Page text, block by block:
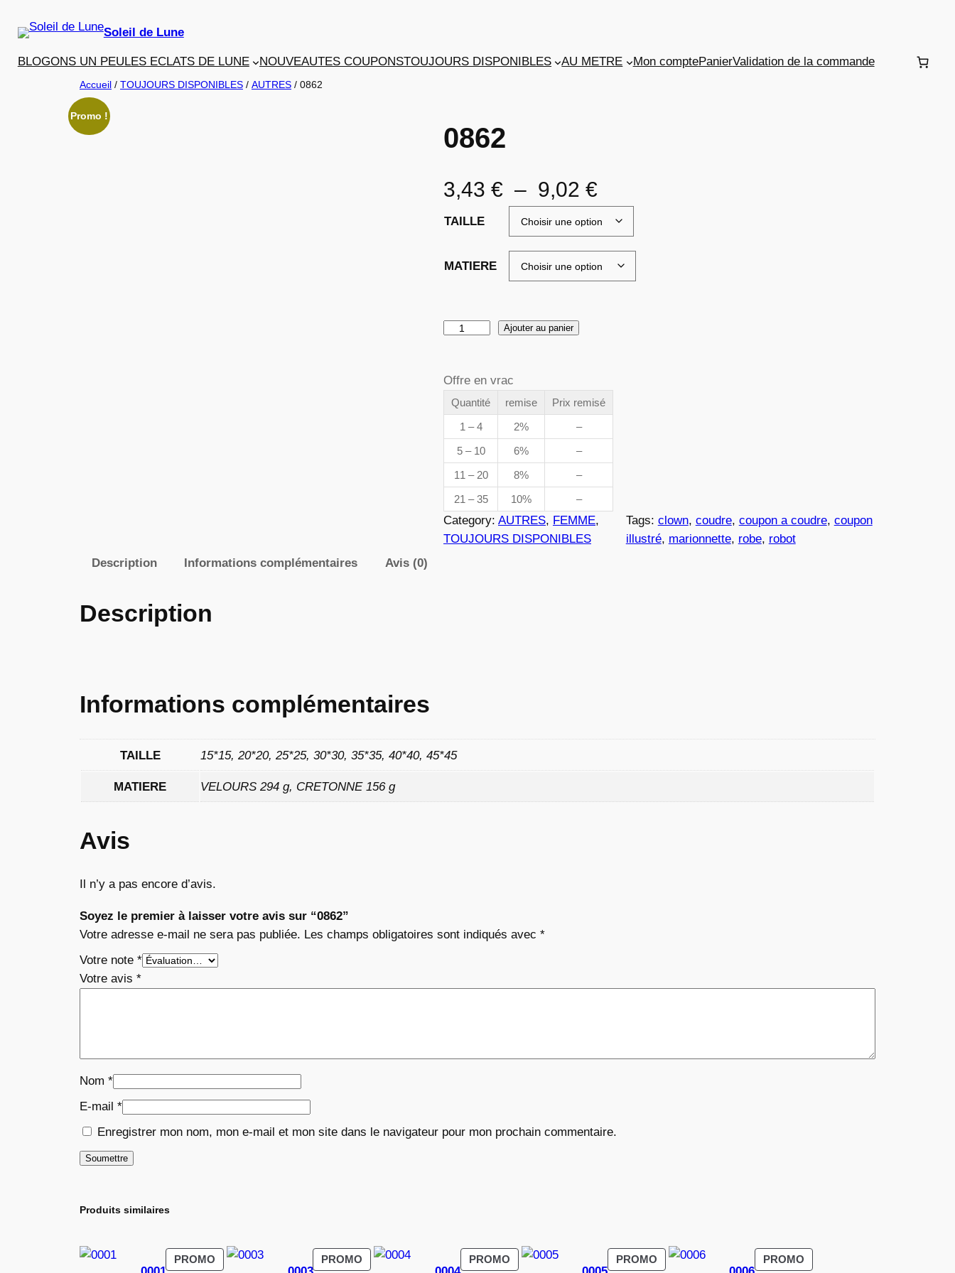
Soleil de Lune
BLOGONS UN PEU LES ECLATS DE LUNE NOUVEAUTES COUPONSTOUJOURS DISPONIBLES AU METRE Mon comptePanierValidation de la commande
Accueil / TOUJOURS DISPONIBLES / AUTRES / 0862
Promo !
0862
3,43 € – 9,02 €P
l
a
g
p
r
x
€
à
€
TAILLE
MATIERE
n
t
0
8
Ajouter au panier
Offre en vrac
Quantité remise
Prix remisé
1 – 4
2%
–
5 – 10
6%
–
11 – 20
8%
–
21 – 35
10% –
Category: AUTRES, FEMME
TOUJOURS DISPONIBLES
Tags: clown, coudre, coupon a coudre, coupon
illustré, marionnette, robe, robot
Description
Informations complémentaires Avis (0)
Description
Informations complémentaires
TAILLE 15*15, 20*20, 25*25, 30*30, 35*35, 40*40, 45*45
MATIERE VELOURS 294 g, CRETONNE 156 g
Avis
Il n’y a pas encore d’avis.
Soyez le premier à laisser votre avis sur “0862”
Votre adresse e-mail ne sera pas publiée. Les champs obligatoires sont indiqués avec *
Votre note *
Votre avis *
Nom *
E-mail *
Enregistrer mon nom, mon e-mail et mon site dans le navigateur pour mon prochain commentaire.
Produits similaires
PROMO PRODUIT
PROMO PRODUIT
PROMOPRODUIT
PROMOPRODUIT
PROMOPRODUIT